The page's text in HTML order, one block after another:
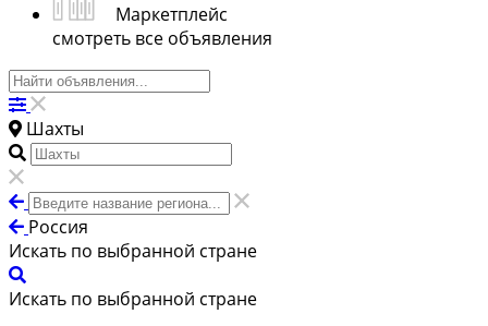
Маркетплейс
смотреть все объявления
Шахты
Россия
Искать по выбранной стране
Искать по выбранной стране